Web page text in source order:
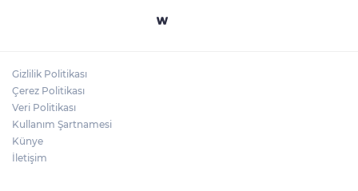
Gizlilik Politikası
Çerez Politikası
Veri Politikası
Kullanım Şartnamesi
Künye
İletişim